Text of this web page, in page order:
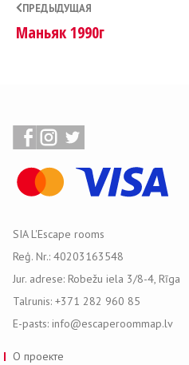
ПРЕДЫДУЩАЯ
Маньяк 1990г
SIA L'Escape rooms
Reģ. Nr.: 40203163548
Jur. adrese: Robežu iela 3/8-4, Rīga
Talrunis: +371 282 960 85
E-pasts: info@escaperoommap.lv
О проекте